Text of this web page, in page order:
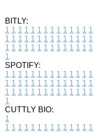
BITLY:
1 1 1 1 1 1 1 1 1 1 1 1 1 1
1 1 1 1 1 1 1 1 1 1 1 1 1 1
1 1 1 1 1 1 1 1 1 1 1 1 1 1
1
SPOTIFY:
1 1 1 1 1 1 1 1 1 1 1 1 1 1
1 1 1 1 1 1 1 1 1 1 1 1 1 1
1 1 1 1 1 1 1 1 1 1 1 1 1 1
1
CUTTLY BIO:
1
1 1 1 1 1 1 1 1 1 1 1 1 1 1